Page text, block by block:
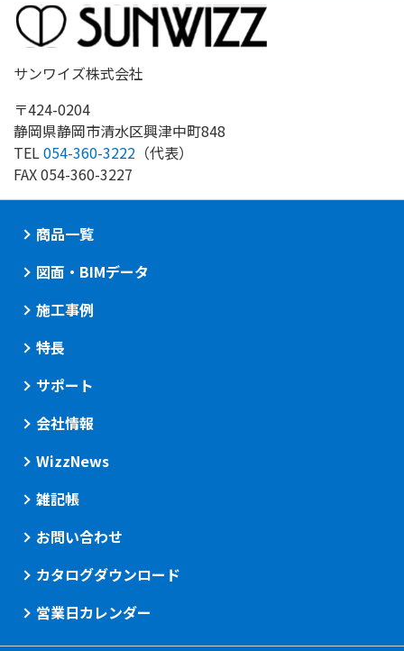
サンワイズ株式会社
〒424-0204
静岡県静岡市清水区興津中町848
TEL054-360-3222 （代表）
FAX054-360-3227
商品一覧
図面・BIMデータ
施工事例
特長
サポート
会社情報
WizzNews
雑記帳
お問い合わせ
カタログダウンロード
営業日カレンダー